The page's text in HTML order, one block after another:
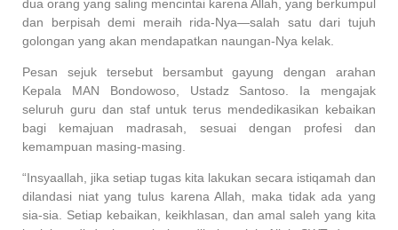
dua orang yang saling mencintai karena Allah, yang berkumpul
dan berpisah demi meraih rida-Nya—salah satu dari tujuh
golongan yang akan mendapatkan naungan-Nya kelak.
Pesan sejuk tersebut bersambut gayung dengan arahan
Kepala MAN Bondowoso, Ustadz Santoso. Ia mengajak
seluruh guru dan staf untuk terus mendedikasikan kebaikan
bagi kemajuan madrasah, sesuai dengan profesi dan
kemampuan masing-masing.
“Insyaallah, jika setiap tugas kita lakukan secara istiqamah dan
dilandasi niat yang tulus karena Allah, maka tidak ada yang
sia-sia. Setiap kebaikan, keikhlasan, dan amal saleh yang kita